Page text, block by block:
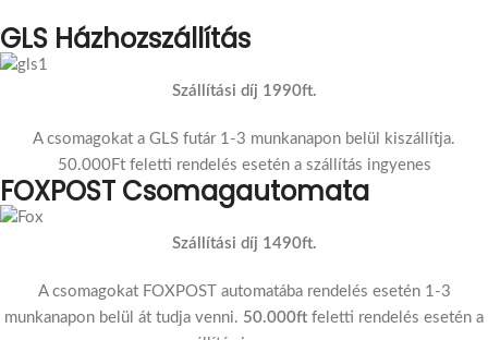
GLS Házhozszállítás
Szállítási díj 1990ft.
A csomagokat a GLS futár 1-3 munkanapon belül kiszállítja.
50.000Ft feletti rendelés esetén a szállítás ingyenes
FOXPOST Csomagautomata
Szállítási díj 1490ft.
A csomagokat FOXPOST automatába rendelés esetén 1-3
munkanapon belül át tudja venni. 50.000ft feletti rendelés esetén a